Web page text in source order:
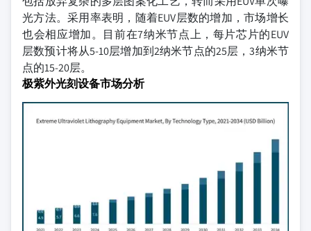
光方法。采用率表明，随着EUV层数的增加，市场增长
也会相应增加。目前在7纳米节点上，每片芯片的EUV
层数预计将从5-10层增加到2纳米节点的25层，3纳米节
点的15-20层。
极紫外光刻设备市场分析